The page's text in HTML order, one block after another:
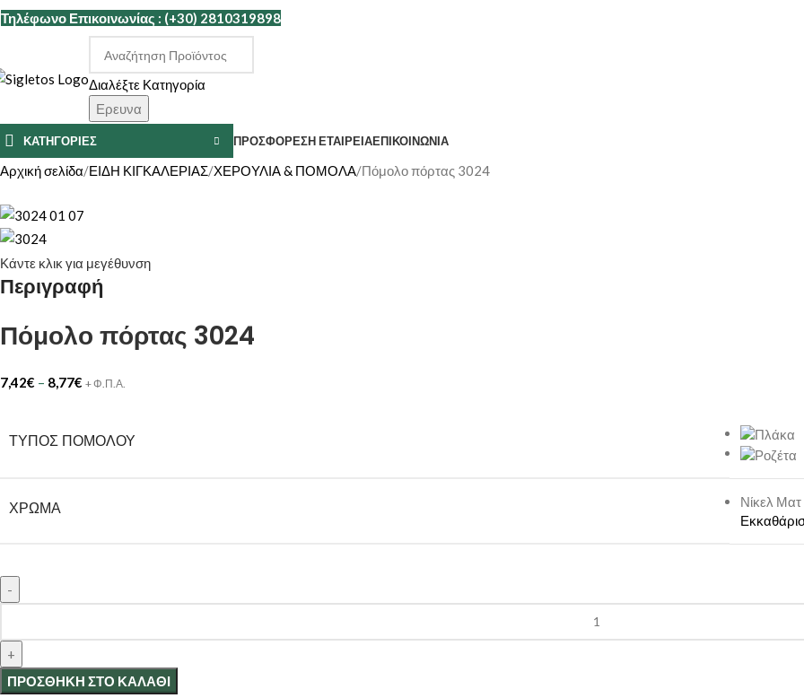
Τηλέφωνο Επικοινωνίας : (+30) 2810319898
Διαλέξτε Κατηγορία
Ερευνα
ΚΑΤΗΓΟΡΙΕΣ ΠΡΟΣΦΟΡΕΣΗ ΕΤΑΙΡΕΊΑΕΠΙΚΟΙΝΩΝΊΑ
Αρχική σελίδα ΕΙΔΗ ΚΙΓΚΑΛΕΡΙΑΣ ΧΕΡΟΥΛΙΑ & ΠΟΜΟΛΑ Πόμολο πόρτας 3024
Κάντε κλικ για μεγέθυνση
Περιγραφή
Πόμολο πόρτας 3024
7,42€ – 8,77€ + Φ.Π.Α.
ΤΎΠΟΣ ΠΌΜΟΛΟΥ
ΧΡΏΜΑ
Νίκελ Ματ
ΠΡΟΣΘΉΚΗ ΣΤΟ ΚΑΛΆΘΙ